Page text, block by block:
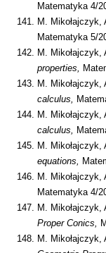
Matematyka 4/
M. Mikołajczyk,
Matematyka 5/
M. Mikołajczyk,
properties,
M. Mikołajczyk,
calculus,
M. Mikołajczyk,
calculus,
M. Mikołajczyk,
equations,
M. Mikołajczyk,
Matematyka 4/
M. Mikołajczyk,
Proper Conics,
M. Mikołajczyk,